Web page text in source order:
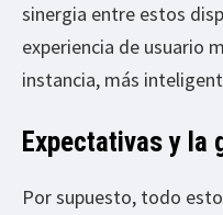
sinergia entre estos
experiencia de usuario
instancia, más
Expectativas y la
Por supuesto, todo